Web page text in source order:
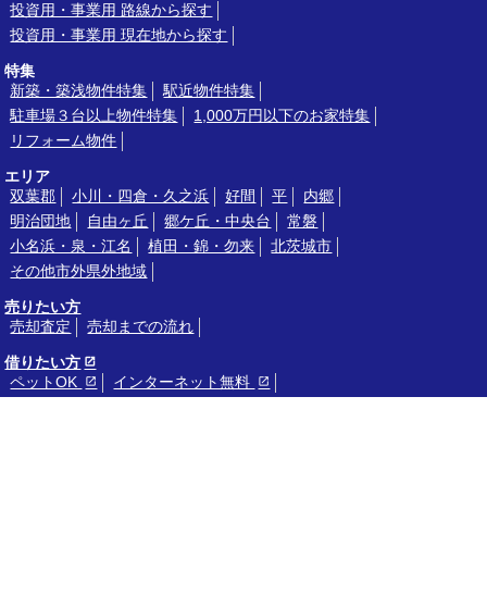
投資用・事業用 路線から探す
投資用・事業用 現在地から探す
特集
新築・築浅物件特集
駅近物件特集
駐車場３台以上物件特集
1,000万円以下のお家特集
リフォーム物件
エリア
双葉郡
小川・四倉・久之浜 好間 平
内郷
明治団地
自由ヶ丘 郷ケ丘・中央台
常磐
小名浜・泉・江名
植田・錦・勿来
北茨城市
その他市外県外地域
売りたい方
売却査定
売却までの流れ
借りたい方
ペットOK
インターネット無料